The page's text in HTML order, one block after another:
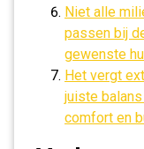
Niet alle
passen bij
gewenste
Het vergt
juiste
comfort en